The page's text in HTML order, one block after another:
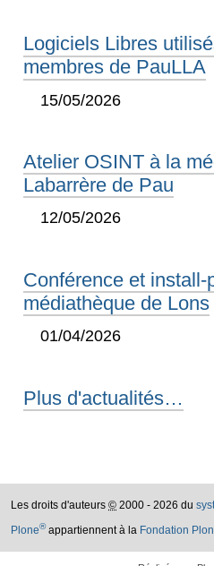
Logiciels Libres
membres de PauLLA
15/05/2026
Atelier OSINT à la
Labarrère de Pau
12/05/2026
Conférence et install-
médiathèque de Lons
01/04/2026
Plus d'actualités…
Les droits d'auteurs © 2000 - 2026 du
Plone®appartiennent à la Fondation